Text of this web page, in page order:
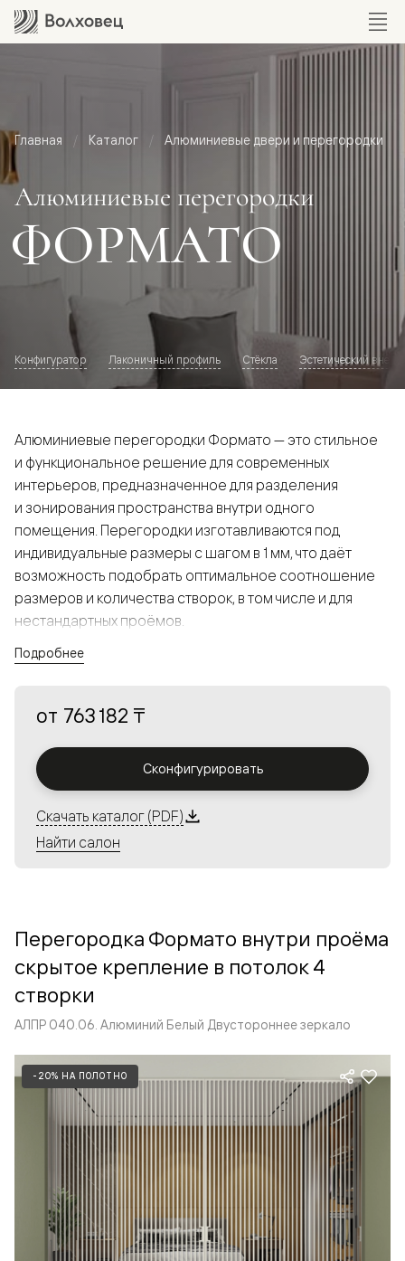
Главная Каталог Алюминиевые двери и перегородки
Алюминиевые перегородки
ФОРМАТО
Конфигуратор Лаконичный профиль Стёкла Эстетический
Алюминиевые перегородки Формато — это стильное
и функциональное решение для современных
интерьеров, предназначенное для разделения
и зонирования пространства внутри одного
помещения. Перегородки изготавливаются под
индивидуальные размеры с шагом в 1 мм, что даёт
возможность подобрать оптимальное соотношение
размеров и количества створок, в том числе и для
нестандартных проёмов.
а большой выбор вставок из стекла с различными
решения в интерьере и варьировать освещённость.
Алюминиевые перегородки имеют единый профиль
с алюминиевыми дверьми и легко сочетаются в одном
алюминиевых перегородок и дверей координируется
со стеновыми панелями Волховец.
Подробнее
от 763 182 ₸
Сконфигурировать
Скачать каталог (PDF)
Найти салон
Перегородка Формато внутри проёма
скрытое крепление в потолок 4
створки
АЛПР 040.06. Алюминий Белый Двустороннее зеркало
-20% НА ПОЛОТНО